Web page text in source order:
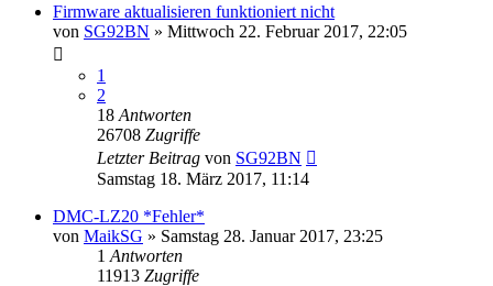
Firmware aktualisieren funktioniert nicht
von SG92BN » Mittwoch 22. Februar 2017, 22:05
1
2
18 Antworten
26708 Zugriffe
Letzter Beitrag von SG92BN
Samstag 18. März 2017, 11:14
DMC-LZ20 *Fehler*
von MaikSG » Samstag 28. Januar 2017, 23:25
1 Antworten
11913 Zugriffe